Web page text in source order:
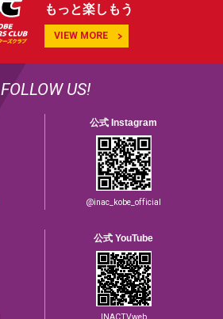
もっと楽しもう
VIEW MORE
FOLLOW US!
公式 Instagram
@inac_kobe_official
公式 YouTube
INACTVweb